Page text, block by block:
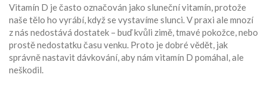
Vitamín D je často označován jako sluneční vitamín, protože
naše tělo ho vyrábí, když se vystavíme slunci. V praxi ale mnozí
z nás nedostává dostatek – buď kvůli zimě, tmavé pokožce, nebo
prostě nedostatku času venku. Proto je dobré vědět, jak
správně nastavit dávkování, aby nám vitamín D pomáhal, ale
neškodil.